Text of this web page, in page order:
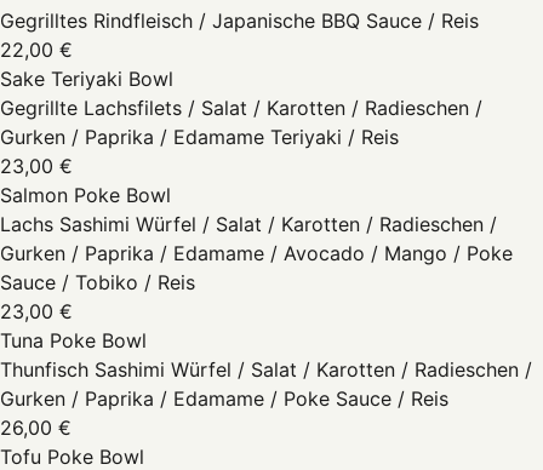
Gegrilltes Rindfleisch / Japanische BBQ Sauce / Reis
22,00 €
Sake Teriyaki Bowl
Gegrillte Lachsfilets / Salat / Karotten / Radieschen /
Gurken / Paprika / Edamame Teriyaki / Reis
23,00 €
Salmon Poke Bowl
Lachs Sashimi Würfel / Salat / Karotten / Radieschen /
Gurken / Paprika / Edamame / Avocado / Mango / Poke
Sauce / Tobiko / Reis
23,00 €
Tuna Poke Bowl
Thunfisch Sashimi Würfel / Salat / Karotten / Radieschen /
Gurken / Paprika / Edamame / Poke Sauce / Reis
26,00 €
Tofu Poke Bowl